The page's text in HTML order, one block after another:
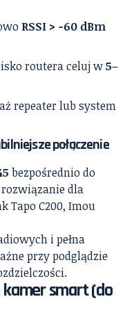
RSSI > −60 dBm
routera celuj w5–
repeater lub system
połączenie
bezpośrednio do
dla
Tapo C200, Imou
i pełna
przy podglądzie
smart (do